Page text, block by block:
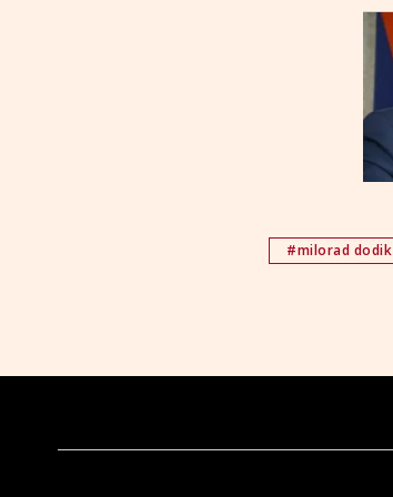
#milorad dodik